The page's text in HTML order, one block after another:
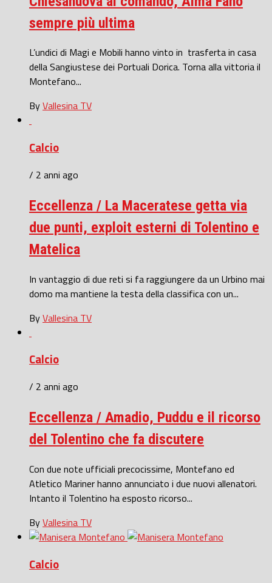
sempre più ultima
L’undici di Magi e Mobili hanno vinto in trasferta in casa
della Sangiustese dei Portuali Dorica. Torna alla vittoria il
Montefano...
ByVallesina TV
Calcio
/ 2 anni ago
Eccellenza / La Maceratese getta via
due punti, exploit esterni di Tolentino e
Matelica
In vantaggio di due reti si fa raggiungere da un Urbino mai
domo ma mantiene la testa della classifica con un...
ByVallesina TV
Calcio
/ 2 anni ago
Eccellenza / Amadio, Puddu e il ricorso
del Tolentino che fa discutere
Con due note ufficiali precocissime, Montefano ed
Atletico Mariner hanno annunciato i due nuovi allenatori.
Intanto il Tolentino ha esposto ricorso...
ByVallesina TV
Calcio